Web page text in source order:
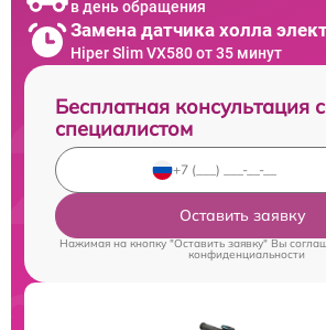
в день обращения
Замена датчика холла
Hiper Slim VX580 от 35 минут
Бесплатная консультация
специалистом
Оставить заявку
Нажимая на кнопку "Оставить заявку" Вы
конфиденциальности